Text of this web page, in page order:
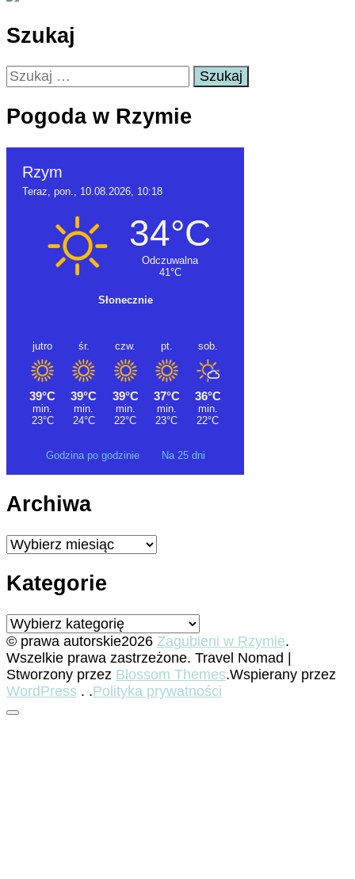
Szukaj
Szukaj:
Pogoda w Rzymie
Godzina po godzinie Na 25 dni
Archiwa
Archiwa
Kategorie
Kategorie
© prawa autorskie2026 Zagubieni w Rzymie.
Wszelkie prawa zastrzeżone. Travel Nomad |
Stworzony przez Blossom Themes.Wspierany przez
WordPress . .Polityka prywatności